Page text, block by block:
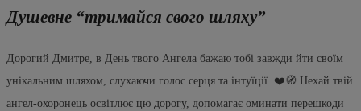
Душевне “тримайся свого шляху”
Дорогий Дмитре, в День твого Ангела бажаю тобі завжди йти своїм
унікальним шляхом, слухаючи голос серця та інтуїції. ❤️🧭 Нехай твій
ангел-охоронець освітлює цю дорогу, допомагає оминати перешкоди